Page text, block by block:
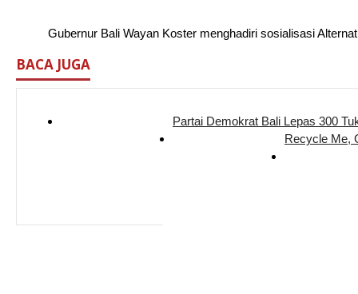
Gubernur Bali Wayan Koster menghadiri sosialisasi
BACA JUGA
Partai Demokrat Bali Lepas 300
Recycle Me,